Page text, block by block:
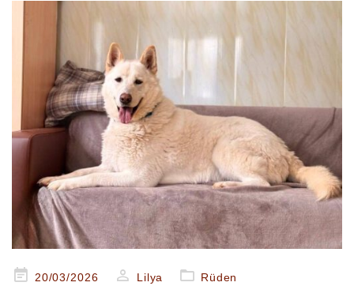
Posted20/03/2026 Lilya Rüden